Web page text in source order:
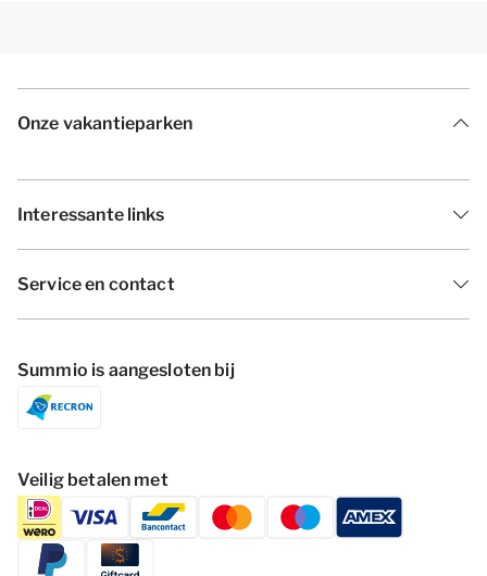
Onze vakantieparken
Interessante links
Service en contact
Summio is aangesloten bij
Veilig betalen met